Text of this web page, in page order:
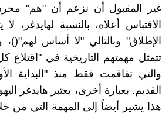
غير المقبول أن نزعم أن "هم"
الاقتباس أعلاه، بالنسبة
الإطلاق" وبالتالي "لا أساس
تتمثل مهمتهم التاريخية في "اقتلاع
والتي تفاقمت فقط منذ "البداية
القديم. بعبارة أخرى، يعتبر هايدغر
هذا يشير أيضاً إلى المهمة التي من